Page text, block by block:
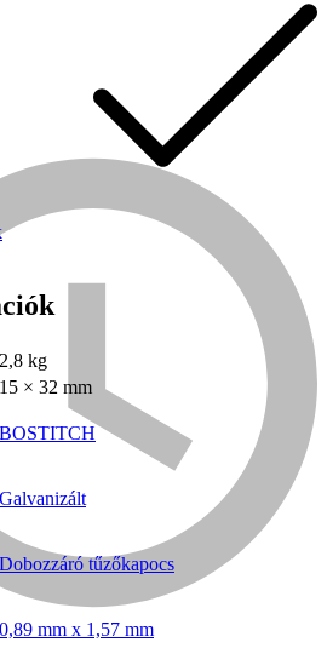
2,8 kg
15 × 32 mm
BOSTITCH
Galvanizált
Dobozzáró tűzőkapocs
0,89 mm x 1,57 mm